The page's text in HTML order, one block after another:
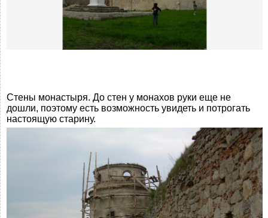
Стены монастыря. До стен у монахов руки еще не
дошли, поэтому есть возможность увидеть и потрогать
настоящую старину.